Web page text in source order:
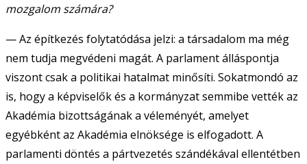
mozgalom számára?
— Az építkezés folytatódása jelzi: a társadalom ma még
nem tudja megvédeni magát. A parlament álláspontja
viszont csak a politikai hatalmat minősíti. Sokatmondó az
is, hogy a képviselők és a kormányzat semmibe vették az
Akadémia bizottságának a véleményét, amelyet
egyébként az Akadémia elnöksége is elfogadott. A
parlamenti döntés a pártvezetés szándékával ellentétben